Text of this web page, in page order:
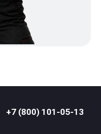
+7 (800) 101-05-13